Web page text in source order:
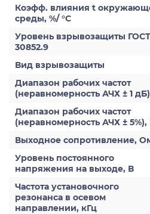
Коэфф. влияния t
среды, %/ °С
Уровень взрывозащиты ГОСТ
30852.9
Вид взрывозащиты
Диапазон рабочих частот
(неравномерность АЧХ ± 1
Диапазон рабочих частот
(неравномерность АЧХ ± 5%),
Выходное сопротивление,
Уровень постоянного
напряжения на выходе, В
Частота установочного
резонанса в осевом
направлении, кГц